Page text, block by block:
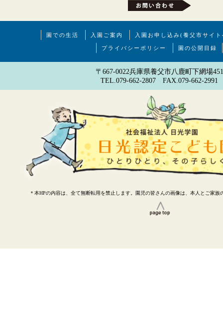
園での生活 入園ご案内 入園お申し込み(養父市サイ
プライバシーポリシー 園の公開目録
〒667-0022兵庫県養父市八鹿町下網場451
TEL.079-662-2807 FAX.079-662-2991
＊本HPの内容は、全て無断転用を禁止します。園児の皆さんの画像は、本人とご家族